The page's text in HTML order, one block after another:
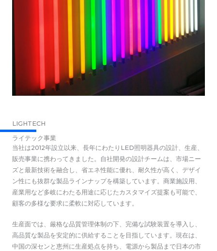
LIGHTECH
ライテック事業
当社は2012年設立以来、長年にわたりLED照明器具の設計、生産、
販売事業に携わってきました。自社開発の設計チームは、市場ニー
ズと最新技術を融合し、省エネ性能に優れ、耐久性が高く、デザイ
ン性にも抜群な製品ラインナップを構築しています。商業施設用、
産業用など多岐にわたる用途に応じたカスタマイズ提案も可能で、
顧客の多様な要求に柔軟に対応しています。
生産面では、厳格な品質管理体制の下、完備な試験装置を導入し、
高品質な製品を安定的に供給することを目指しています。現在は、
中国の深センと恵州に生産処点を持ち、電源から製品まで日本の市